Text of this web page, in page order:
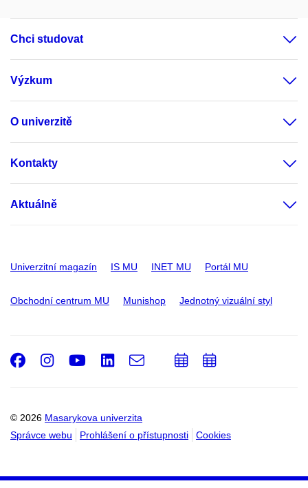
Chci studovat
Výzkum
O univerzitě
Kontakty
Aktuálně
Univerzitní magazín IS MU INET MU Portál MU
Obchodní centrum MU Munishop Jednotný vizuální styl
© 2026 Masarykova univerzita
Správce webu
Prohlášení o přístupnosti Cookies
Facebook
Instagram
Youtube
LinkedIn
e-
PřidatPřidat